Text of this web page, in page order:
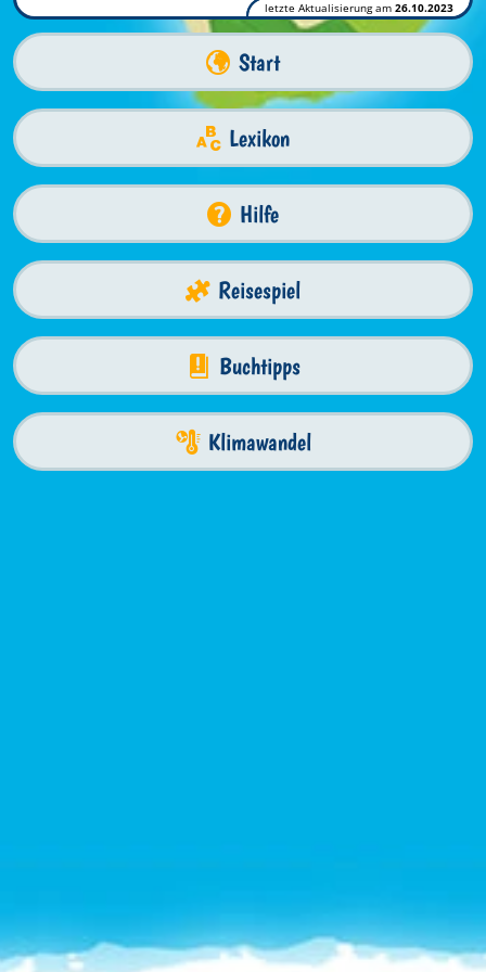
letzte Aktualisierung am 26.10.2023
Start
Lexikon
Hilfe
Reisespiel
Buchtipps
Klimawandel